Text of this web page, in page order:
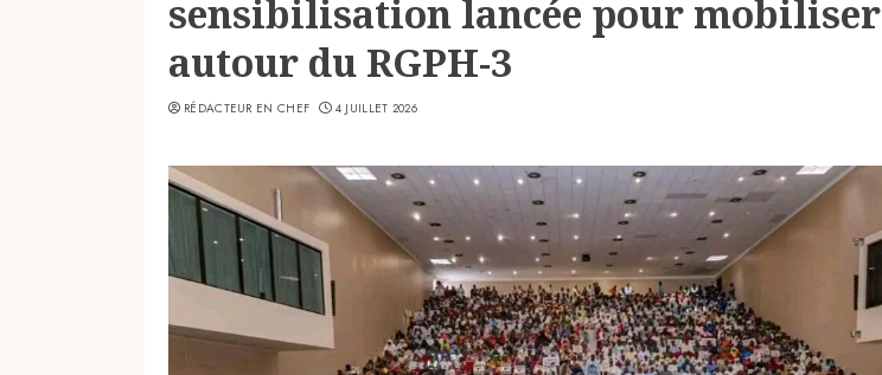
sensibilisation lancée pour mobiliser
autour du RGPH-3
RÉDACTEUR EN CHEF 4 JUILLET 2026